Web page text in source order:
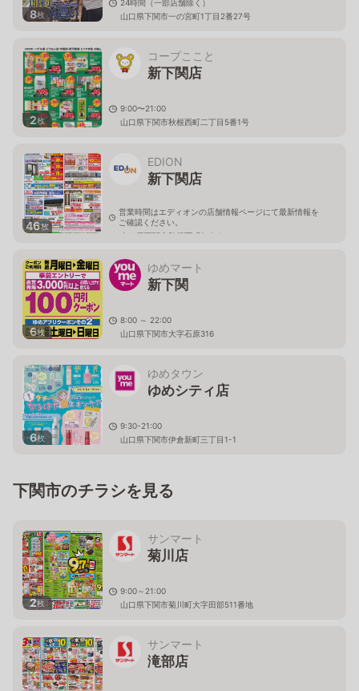
8枚
24時間（一部店舗除く）
山口県下関市一の宮町1丁目2番27号
2枚
コープここと
新下関店
9:00〜21:00
山口県下関市秋根西町二丁目5番1号
46枚
EDION
新下関店
営業時間はエディオンの店舗情報ページにて最新情報を
ご確認ください。
山口県下関市秋根西町2-6-1
6枚
ゆめマート
新下関
8:00 ～ 22:00
山口県下関市大字石原316
6枚
ゆめタウン
ゆめシティ店
9:30-21:00
山口県下関市伊倉新町三丁目1-1
下関市のチラシを見る
2枚
サンマート
菊川店
9:00～21:00
山口県下関市菊川町大字田部511番地
サンマート
滝部店